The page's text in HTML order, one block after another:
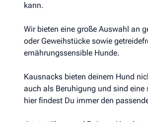
kann.
Wir bieten eine große Auswahl an
oder Geweihstücke sowie
ernährungssensible Hunde.
Kausnacks bieten deinem Hund
auch als Beruhigung und sind
hier findest Du immer den